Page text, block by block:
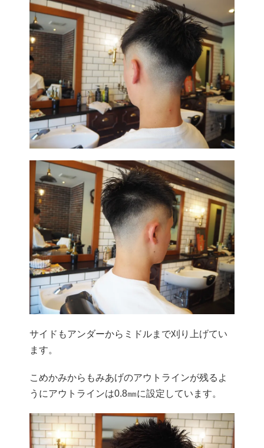
サイドもアンダーからミドルまで刈り上げてい
ます。
こめかみからもみあげのアウトラインが残るよ
うにアウトラインは0.8㎜に設定しています。